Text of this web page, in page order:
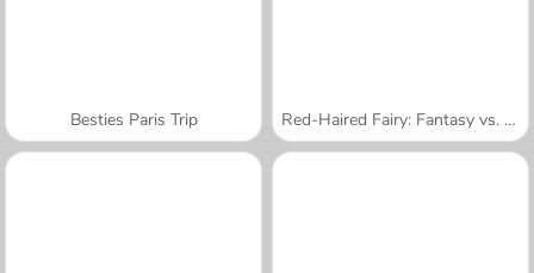
Besties Paris Trip Red-Haired Fairy: Fantasy vs. Reality